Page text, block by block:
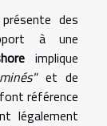
des
à une
implique
et de
référence
légalement